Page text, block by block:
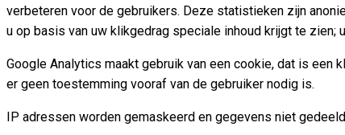
verbeteren voor de gebruikers. Deze statistieken zijn
u op basis van uw klikgedrag speciale inhoud krijgt te
Google Analytics maakt gebruik van een cookie, dat is
er geen toestemming vooraf van de gebruiker nodig is.
IP adressen worden gemaskeerd en gegevens niet gedeeld